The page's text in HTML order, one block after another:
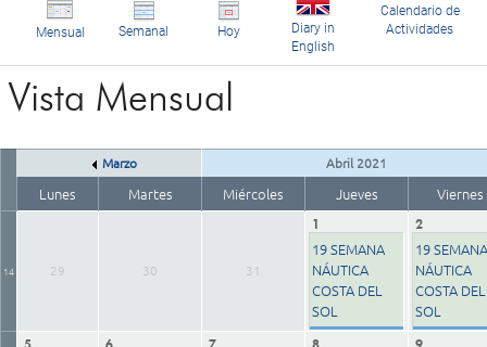
Mensual Semanal Hoy
Diary in
English
Calendario de
Actividades
Vista Mensual
Marzo Abril 2021
Lunes Martes Miércoles Jueves Viernes
14 29 30 31
1
19 SEMANA
NÁUTICA
COSTA DEL
SOL
2
19 SEMANA
NÁUTICA
COSTA DEL
SOL
5 6 7 8 9